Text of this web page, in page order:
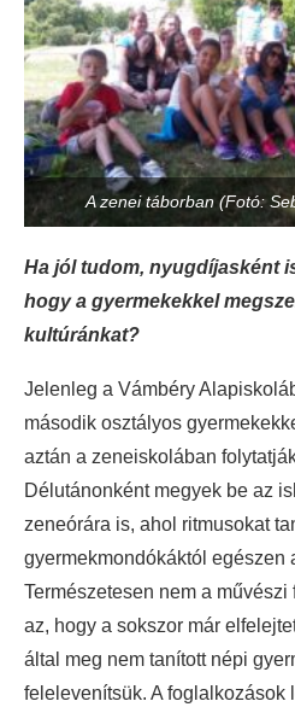
A zenei táborban (Fotó:
Ha jól tudom, nyugdíjasként
hogy a gyermekekkel
kultúránkat?
Jelenleg a Vámbéry
második osztályos
aztán a zeneiskolában
Délutánonként megyek be az
zeneórára is, ahol ritmusokat
gyermekmondókáktól egészen
Természetesen nem a
az, hogy a sokszor már
által meg nem tanított népi
felelevenítsük. A foglalkozások